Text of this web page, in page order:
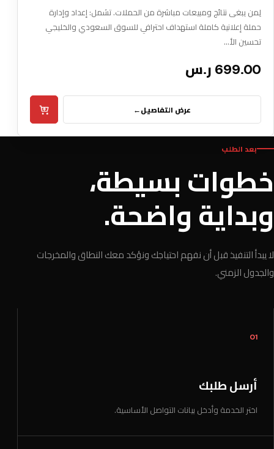
لِمن يبغى نتائج ومبيعات مباشرة من الحملات. تشمل: إعداد وإدارة
حملة إعلانية كاملة استهداف احترافي للسوق السعودي والخليجي
تحسين الأ…
699.00 ر.س
عرض التفاصيل←
بعد الطلب
خطوات بسيطة،
وبداية واضحة.
لا يبدأ التنفيذ قبل أن نفهم احتياجك ونؤكد معك النطاق والمخرجات
والجدول الزمني.
01
أرسل طلبك
اختر الخدمة وأدخل بيانات التواصل الأساسية.